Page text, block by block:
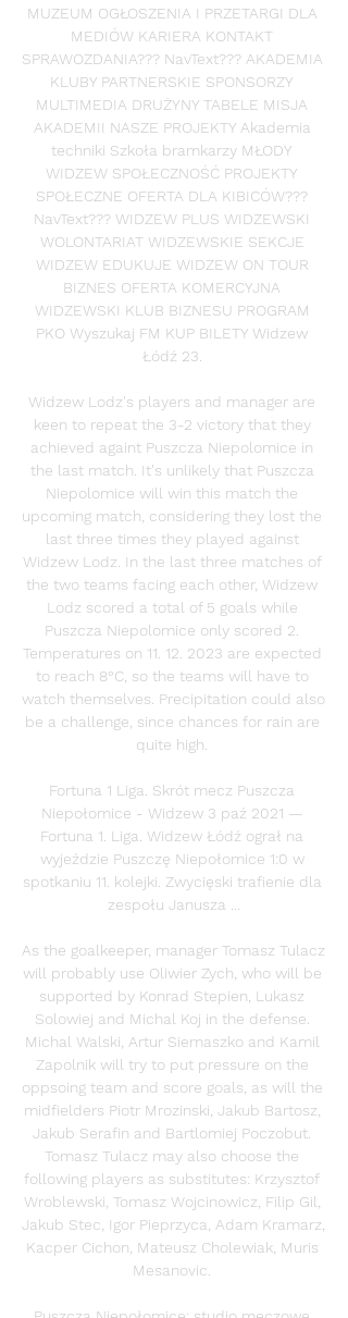
MUZEUM OGŁOSZENIA I PRZETARGI DLA
MEDIÓW KARIERA KONTAKT
SPRAWOZDANIA??? NavText??? AKADEMIA
KLUBY PARTNERSKIE SPONSORZY
MULTIMEDIA DRUŻYNY TABELE MISJA
AKADEMII NASZE PROJEKTY Akademia
techniki Szkoła bramkarzy MŁODY
WIDZEW SPOŁECZNOŚĆ PROJEKTY
SPOŁECZNE OFERTA DLA KIBICÓW???
NavText??? WIDZEW PLUS WIDZEWSKI
WOLONTARIAT WIDZEWSKIE SEKCJE
WIDZEW EDUKUJE WIDZEW ON TOUR
BIZNES OFERTA KOMERCYJNA
WIDZEWSKI KLUB BIZNESU PROGRAM
PKO Wyszukaj FM KUP BILETY Widzew
Łódź 23.
Widzew Lodz's players and manager are
keen to repeat the 3-2 victory that they
achieved againt Puszcza Niepolomice in
the last match. It's unlikely that Puszcza
Niepolomice will win this match the
upcoming match, considering they lost the
last three times they played against
Widzew Lodz. In the last three matches of
the two teams facing each other, Widzew
Lodz scored a total of 5 goals while
Puszcza Niepolomice only scored 2.
Temperatures on 11. 12. 2023 are expected
to reach 8°C, so the teams will have to
watch themselves. Precipitation could also
be a challenge, since chances for rain are
quite high.
Fortuna 1 Liga. Skrót mecz Puszcza
Niepołomice - Widzew 3 paź 2021 —
Fortuna 1. Liga. Widzew Łódź ograł na
wyjeździe Puszczę Niepołomice 1:0 w
spotkaniu 11. kolejki. Zwycięski trafienie dla
zespołu Janusza ...
As the goalkeeper, manager Tomasz Tulacz
will probably use Oliwier Zych, who will be
supported by Konrad Stepien, Lukasz
Solowiej and Michal Koj in the defense.
Michal Walski, Artur Siemaszko and Kamil
Zapolnik will try to put pressure on the
oppsoing team and score goals, as will the
midfielders Piotr Mrozinski, Jakub Bartosz,
Jakub Serafin and Bartlomiej Poczobut.
Tomasz Tulacz may also choose the
following players as substitutes: Krzysztof
Wroblewski, Tomasz Wojcinowicz, Filip Gil,
Jakub Stec, Igor Pieprzyca, Adam Kramarz,
Kacper Cichon, Mateusz Cholewiak, Muris
Mesanovic.